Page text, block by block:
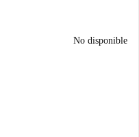
No disponible